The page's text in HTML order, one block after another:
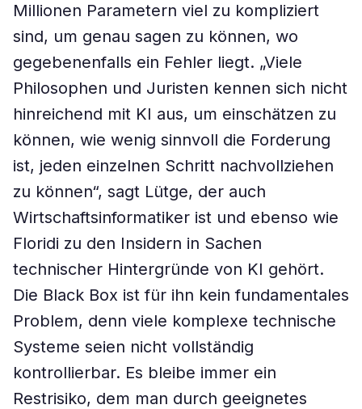
Millionen Parametern viel zu kompliziert
sind, um genau sagen zu können, wo
gegebenenfalls ein Fehler liegt. „Viele
Philosophen und Juristen kennen sich nicht
hinreichend mit KI aus, um einschätzen zu
können, wie wenig sinnvoll die Forderung
ist, jeden einzelnen Schritt nachvollziehen
zu können“, sagt Lütge, der auch
Wirtschaftsinformatiker ist und ebenso wie
Floridi zu den Insidern in Sachen
technischer Hintergründe von KI gehört.
Die Black Box ist für ihn kein fundamentales
Problem, denn viele komplexe technische
Systeme seien nicht vollständig
kontrollierbar. Es bleibe immer ein
Restrisiko, dem man durch geeignetes